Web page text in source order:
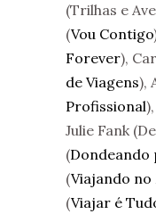
(Trilhas e
(Vou Contigo
Forever),
de Viagens),
Profissional
Julie Fank
(Dondeando
(Viajando no
(Viajar é